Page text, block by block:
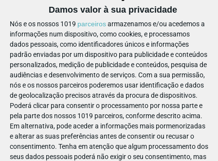
Damos valor à sua privacidade
Nós e os nossos 1019 parceirosarmazenamos e/ou acedemos a
informações num dispositivo, como cookies, e processamos
dados pessoais, como identificadores únicos e informações
padrão enviadas por um dispositivo para publicidade e conteúdos
personalizados, medição de publicidade e conteúdos, pesquisa de
audiências e desenvolvimento de serviços. Com a sua permissão,
nós e os nossos parceiros poderemos usar identificação e dados
de geolocalização precisos através da procura de dispositivos.
Poderá clicar para consentir o processamento por nossa parte e
pela parte dos nossos 1019 parceiros, conforme descrito acima.
Em alternativa, pode aceder a informações mais pormenorizadas
e alterar as suas preferências antes de consentir ou recusar o
consentimento. Tenha em atenção que algum processamento dos
seus dados pessoais poderá não exigir o seu consentimento, mas
17
44636827886631